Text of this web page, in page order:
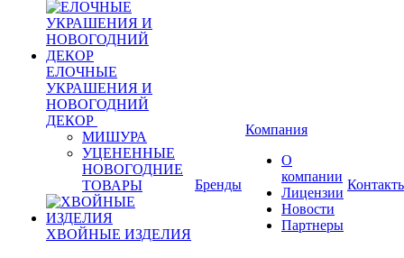
ЕЛОЧНЫЕ
УКРАШЕНИЯ И
НОВОГОДНИЙ
ДЕКОР
МИШУРА
УЦЕНЕННЫЕ
НОВОГОДНИЕ
ТОВАРЫ
ХВОЙНЫЕ ИЗДЕЛИЯ
Бренды
Компания
О
компании
Лицензии
Новости
Партнеры